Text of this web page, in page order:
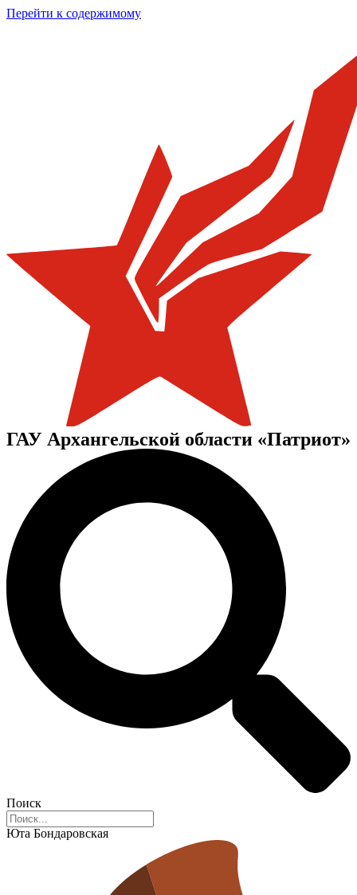
Перейти к содержимому
ГАУ Архангельской области «Патриот»
Поиск
Юта Бондаровская